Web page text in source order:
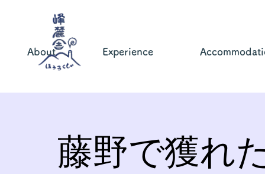
About Experience
藤野で獲れ